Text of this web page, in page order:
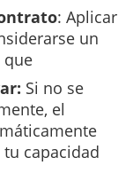
: Aplicar
un
que
Si no se
el
capacidad